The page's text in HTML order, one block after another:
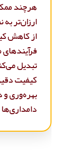
هرچند
ارزان‌تر
از کاهش
تبدیل
کیفیت
بهره‌وری و